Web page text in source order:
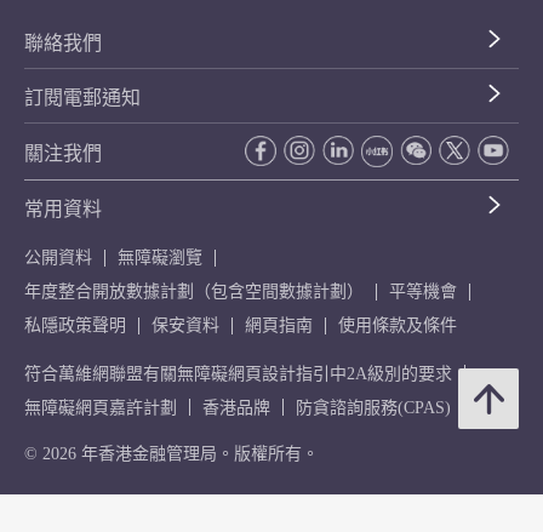
聯絡我們
訂閱電郵通知
關注我們
常用資料
公開資料
無障礙瀏覽
年度整合開放數據計劃（包含空間數據計劃）
平等機會
私隱政策聲明
保安資料 網頁指南 使用條款及條件
符合萬維網聯盟有關無障礙網頁設計指引中2A級別的要求
無障礙網頁嘉許計劃
香港品牌 防貪諮詢服務(CPAS)
© 2026 年香港金融管理局。版權所有。